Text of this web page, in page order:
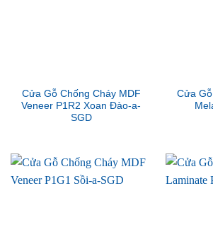
Cửa Gỗ Chống Cháy MDF
Veneer P1R2 Xoan Đào-a-
SGD
Cửa